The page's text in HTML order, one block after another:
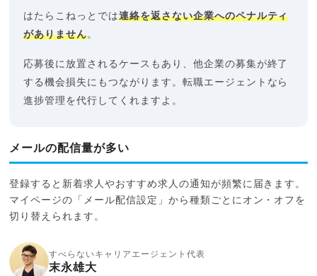
はたらこねっとでは連絡を返さない企業へのペナルティ
がありません。
応募後に放置されるケースもあり、他企業の募集が終了
する機会損失にもつながります。転職エージェントなら
進捗管理を代行してくれますよ。
メールの配信量が多い
登録すると新着求人やおすすめ求人の通知が頻繁に届きます。
マイページの「メール配信設定」から種類ごとにオン・オフを
切り替えられます。
すべらないキャリアエージェント代表
末永雄大